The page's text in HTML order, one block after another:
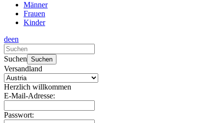
Männer
Frauen
Kinder
deen
die
nach
oben
unten,
um
das
Suchen Suchen
Versandland
Herzlich willkommen
E-Mail-Adresse:
Passwort: